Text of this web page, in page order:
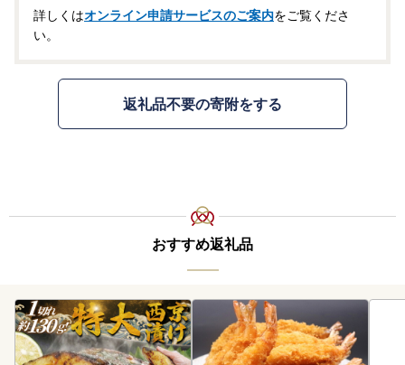
詳しくはオンライン申請サービスのご案内をご覧くださ
い。
返礼品不要の寄附をする
おすすめ返礼品